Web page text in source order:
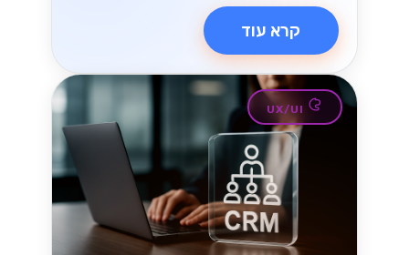
הגיע הזמן להפוך את התקשורת שלך
ליעילה יותר....
Lynxbe Team
8 ביולי 2026
קרא עוד